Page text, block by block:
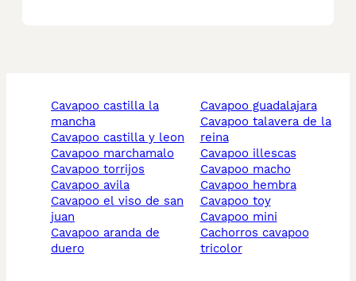
cavapoo castilla la
mancha
cavapoo castilla y leon
cavapoo marchamalo
cavapoo torrijos
cavapoo avila
cavapoo el viso de san
juan
cavapoo aranda de
duero
cavapoo guadalajara
cavapoo talavera de la
reina
cavapoo illescas
cavapoo macho
cavapoo hembra
cavapoo toy
cavapoo mini
cachorros cavapoo
tricolor